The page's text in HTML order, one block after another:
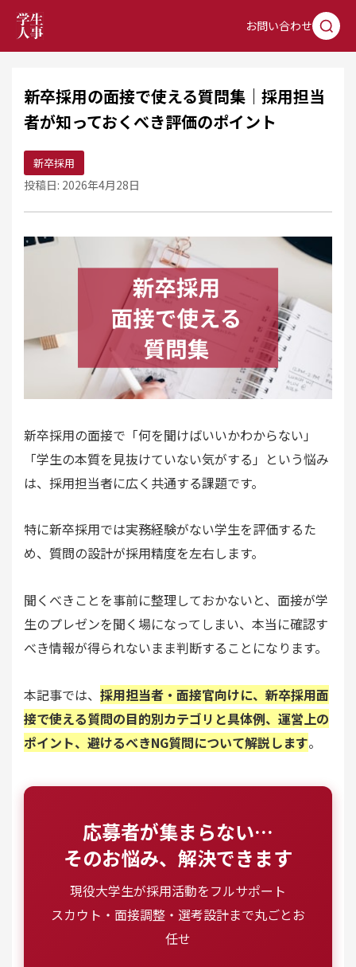
お問い合わせ
新卒採用の面接で使える質問集｜採用担当
者が知っておくべき評価のポイント
新卒採用
投稿日: 2026年4月28日
新卒採用の面接で「何を聞けばいいかわからない」
「学生の本質を見抜けていない気がする」という悩み
は、採用担当者に広く共通する課題です。
特に新卒採用では実務経験がない学生を評価するた
め、質問の設計が採用精度を左右します。
聞くべきことを事前に整理しておかないと、面接が学
生のプレゼンを聞く場になってしまい、本当に確認す
べき情報が得られないまま判断することになります。
本記事では、 採用担当者・面接官向けに、新卒採用面
接で使える質問の目的別カテゴリと具体例、運営上の
ポイント、避けるべきNG質問について解説します。
応募者が集まらない…
そのお悩み、解決できます
現役大学生が採用活動をフルサポート
スカウト・面接調整・選考設計まで丸ごとお
任せ